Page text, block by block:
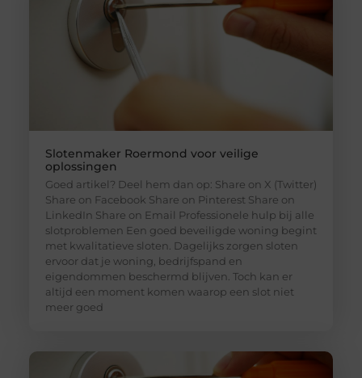
Slotenmaker Roermond voor veilige
oplossingen
Goed artikel? Deel hem dan op: Share on X (Twitter)
Share on Facebook Share on Pinterest Share on
LinkedIn Share on Email Professionele hulp bij alle
slotproblemen Een goed beveiligde woning begint
met kwalitatieve sloten. Dagelijks zorgen sloten
ervoor dat je woning, bedrijfspand en
eigendommen beschermd blijven. Toch kan er
altijd een moment komen waarop een slot niet
meer goed